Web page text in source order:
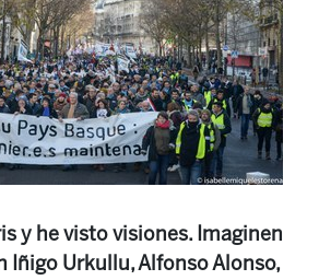
y he visto visiones. Imaginen
Iñigo Urkullu, Alfonso Alonso,